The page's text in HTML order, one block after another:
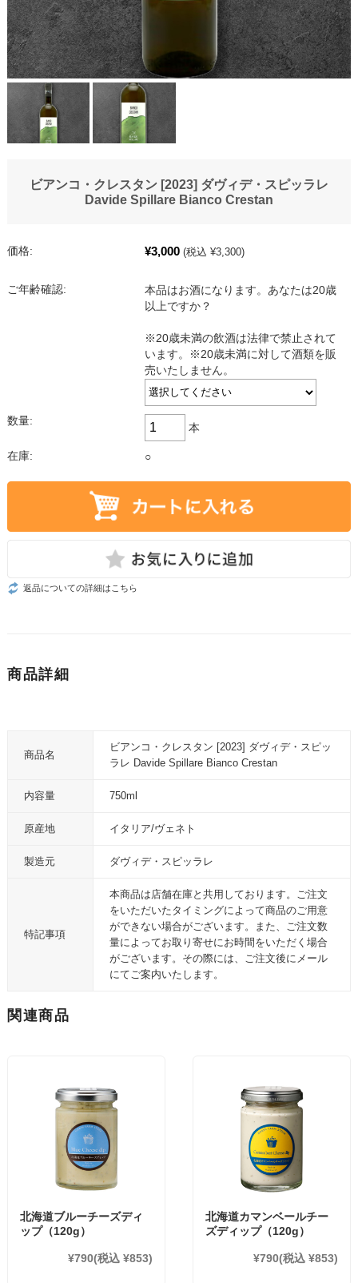
ビアンコ・クレスタン [2023] ダヴィデ・スピッラレ
Davide Spillare Bianco Crestan
価格: ¥3,000 (税込 ¥3,300)
ご年齢確認:
本品はお酒になります。あなたは20歳
以上ですか？
※20歳未満の飲酒は法律で禁止されて
います。※20歳未満に対して酒類を販
売いたしません。
数量:
本
在庫: ○
返品についての詳細はこちら
商品詳細
商品名
ビアンコ・クレスタン [2023] ダヴィデ・スピッ
ラレ Davide Spillare Bianco Crestan
内容量 750ml
原産地 イタリア/ヴェネト
製造元 ダヴィデ・スピッラレ
特記事項
本商品は店舗在庫と共用しております。ご注文
をいただいたタイミングによって商品のご用意
ができない場合がございます。また、ご注文数
量によってお取り寄せにお時間をいただく場合
がございます。その際には、ご注文後にメール
にてご案内いたします。
関連商品
北海道ブルーチーズディ
ップ（120g）
¥790(税込 ¥853)
北海道カマンベールチー
ズディップ（120g）
¥790(税込 ¥853)